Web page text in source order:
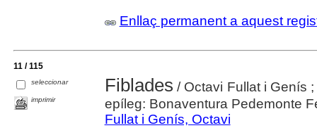
Enllaç permanent a aquest
11 / 115
seleccionar
imprimir
Fiblades / Octavi Fullat i Genís
epíleg: Bonaventura Pedemonte
Fullat i Genís, Octavi